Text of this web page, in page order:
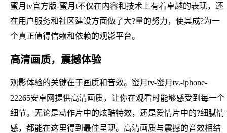
蜜月tv官方版-蜜月t不仅在内容和技术上有着卓越的表现，还
在用户服务和社区建设方面做了大?量的努力，使其成?为一
个真正值得信赖和依赖的观影平台。
高清画质，震撼体验
观影体验的关键在于画质和音效。蜜月tv-蜜月tv.-iphone-
22265安卓网提供高清画质，让你在观看时能够感受到每一个
细节。无论是动作片中的炫酷特效，还是爱情片中的?细腻情
感，都能在这里得到最佳呈现。高清画质与震撼的音效相结